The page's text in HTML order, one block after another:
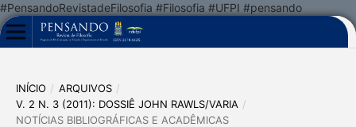
#PensandoRevistadeFilosofia #Filosofia #UFPI #pensando
INÍCIO / ARQUIVOS /
V. 2 N. 3 (2011): DOSSIÊ JOHN RAWLS/VARIA /
NOTÍCIAS BIBLIOGRÁFICAS E ACADÊMICAS